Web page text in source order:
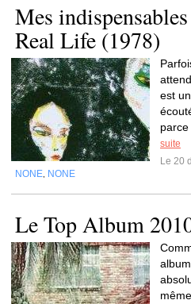
Mes
Real Life (1978)
est
parce
suite
Le 20
NONE NONE
Le Top Album